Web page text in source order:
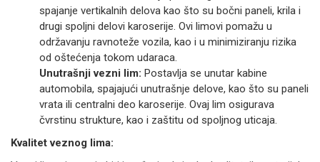
spajanje vertikalnih delova kao što su bočni paneli, krila i
drugi spoljni delovi karoserije. Ovi limovi pomažu u
održavanju ravnoteže vozila, kao i u minimiziranju rizika
od oštećenja tokom udaraca.
Unutrašnji vezni lim: Postavlja se unutar kabine
automobila, spajajući unutrašnje delove, kao što su paneli
vrata ili centralni deo karoserije. Ovaj lim osigurava
čvrstinu strukture, kao i zaštitu od spoljnog uticaja.
Kvalitet veznog lima: